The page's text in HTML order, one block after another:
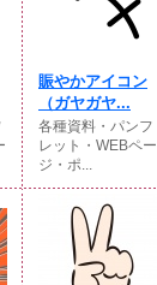
賑やかアイコン
（ガヤガヤ...
各種資料・パンフ
レット・WEBペー
ジ・ポ...